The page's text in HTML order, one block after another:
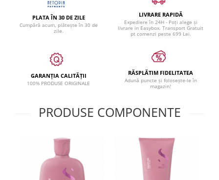
PLATA ÎN 30 DE ZILE
Cumpără acum, plătește în 30 de
zile.
LIVRARE RAPIDĂ
Expediere în 24H - Poți alege și
livrare in Easybox. Transport Gratuit
pt comenzi peste 699 Lei.
GARANȚIA CALITĂȚII
100% PRODUSE ORIGINALE
RĂSPLĂTIM FIDELITATEA
Adună puncte și folosește-le în
magazin!
PRODUSE COMPONENTE